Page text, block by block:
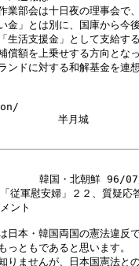
部会は十日夜の理事会で
金」とは別に、国庫から今
生活支援金」として支給す
償額を上乗せする方向とな
ンドに対する和解基金を連
　　　　半月城
　　　 韓国・北朝鮮 96/
慰安婦」２２、質疑応
ント
本・韓国両国の憲法違反
ともであると思います。
ませんが、日本国憲法と